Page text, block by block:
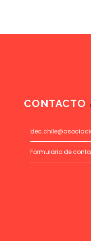
CONTACTO
Formulario de